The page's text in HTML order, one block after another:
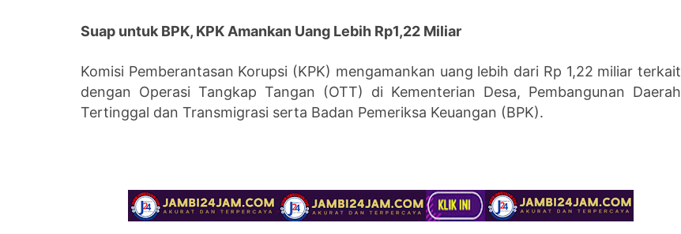
Suap untuk BPK, KPK Amankan Uang Lebih Rp1,22 Miliar
Komisi Pemberantasan Korupsi (KPK) mengamankan uang lebih dari Rp 1,22 miliar terkait
dengan Operasi Tangkap Tangan (OTT) di Kementerian Desa, Pembangunan Daerah
Tertinggal dan Transmigrasi serta Badan Pemeriksa Keuangan (BPK).